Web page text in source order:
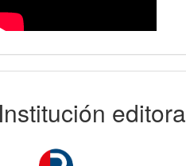
Institución editora